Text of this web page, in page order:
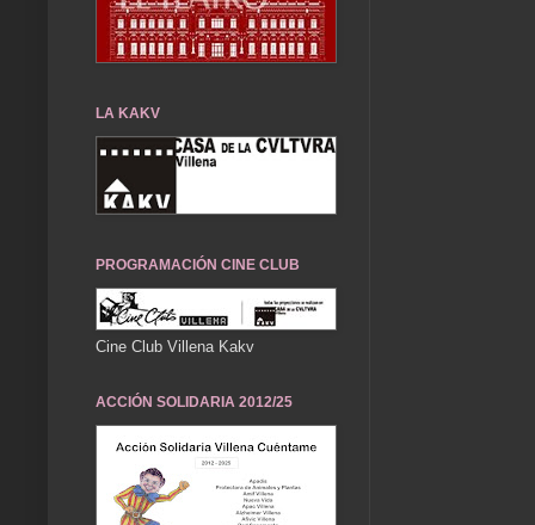
LA KAKV
PROGRAMACIÓN CINE CLUB
Cine Club Villena Kakv
ACCIÓN SOLIDARIA 2012/25